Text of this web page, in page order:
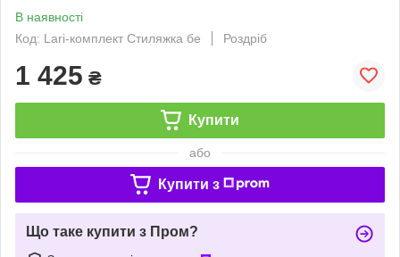
В наявності
Код: Lari-комплект Стиляжка бе
Роздріб
1 425 ₴
Купити
або
Купити з
Що таке купити з Пром?